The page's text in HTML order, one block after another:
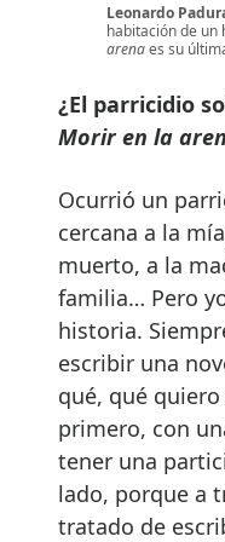
Leonardo
habitación de un
arenaes su
¿El parricidio
Morir en la
Ocurrió un
cercana a la
muerto, a la
familia… Pero
historia.
escribir una
qué, qué quiero
primero, con
tener una
lado, porque a
tratado de